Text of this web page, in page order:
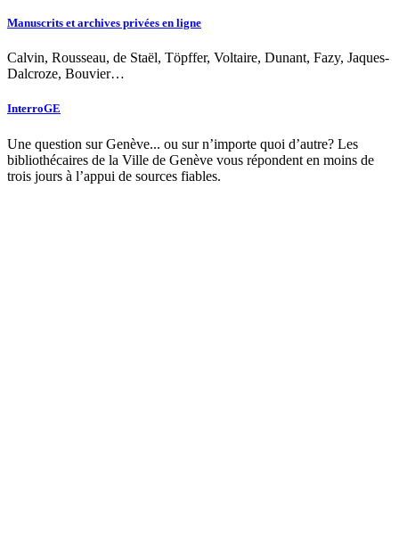
Manuscrits et archives privées en ligne
Calvin, Rousseau, de Staël, Töpffer, Voltaire, Dunant, Fazy, Jaques-
Dalcroze, Bouvier…
InterroGE
Une question sur Genève... ou sur n’importe quoi d’autre? Les
bibliothécaires de la Ville de Genève vous répondent en moins de
trois jours à l’appui de sources fiables.